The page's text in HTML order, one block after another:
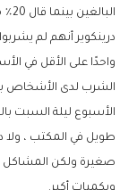
واحدًا على الأقل في
الشرب لدى الأشخاص
الأسبوع ليلة السبت
طويل في المكتب ، ولا
صغيرة ولكن المشاكل